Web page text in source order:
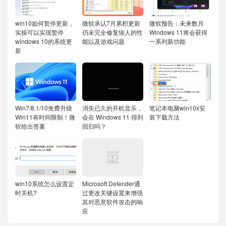
win10如何暂停更新，
实操可以实现暂停
windows 10的系统更
新
微软承认7月累积更新
仍未完全修复恼人的性
能以及游戏问题
微软预告：未来数月
Windows 11将会获得
一系列新功能
Win7/8.1/10免费升级
Win11有时间限制！微
软给出答案
消失已久的开机音乐，
会在 Windows 11 得到
回归吗？
笔记本电脑win10x安
装下载方法
win10系统怎么设置定
时关机?
Microsoft Defender通
过更改关键设置来增强
其对恶意软件攻击的响
应